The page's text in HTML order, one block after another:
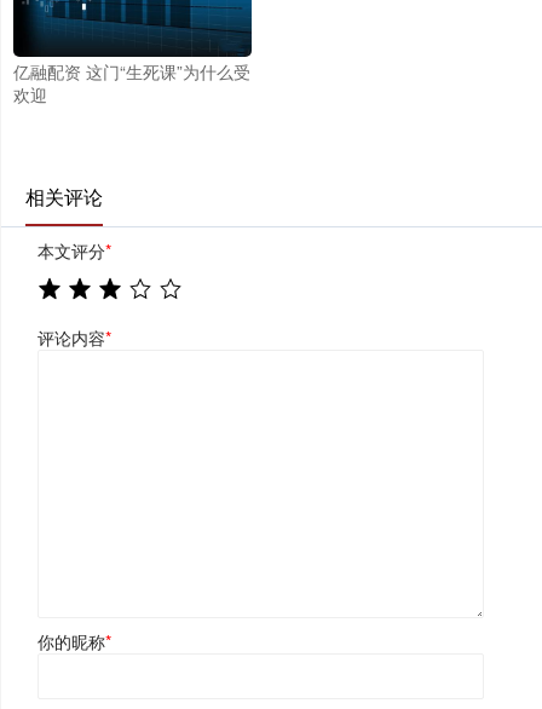
亿融配资 这门“生死课”为什么受
欢迎
相关评论
本文评分*
评论内容*
你的昵称*